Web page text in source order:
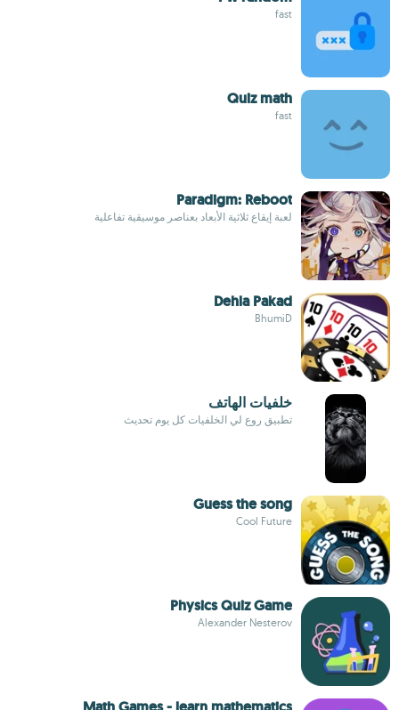
fast
Quiz math
fast
Paradigm: Reboot
لعبة إيقاع ثلاثية الأبعاد بعناصر موسيقية تفاعلية
Dehla Pakad
BhumiD
خلفيات الهاتف
تطبيق روع لي الخلفيات كل يوم تحديث
Guess the song
Cool Future
Physics Quiz Game
Alexander Nesterov